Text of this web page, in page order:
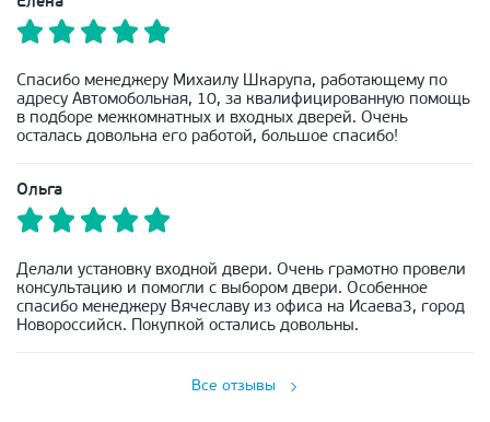
Спасибо менеджеру Михаилу Шкарупа, работающему по
адресу Автомобольная, 10, за квалифицированную помощь
в подборе межкомнатных и входных дверей. Очень
осталась довольна его работой, большое спасибо!
Ольга
Делали установку входной двери. Очень грамотно провели
консультацию и помогли с выбором двери. Особенное
спасибо менеджеру Вячеславу из офиса на Исаева3, город
Новороссийск. Покупкой остались довольны.
Все отзывы